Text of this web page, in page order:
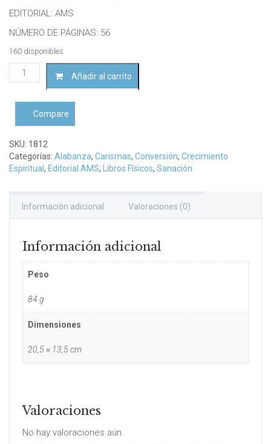
EDITORIAL: AMS
NÚMERO DE PÁGINAS: 56
160 disponibles
Las
bendiciones
la
alabanza
cantidad
Añadir al carrito
Compare
SKU: 1812
Categorías: Alabanza, Carismas, Conversión, Crecimiento
Espiritual , Editorial AMS, Libros Físicos, Sanación
Información adicional Valoraciones (0)
Información adicional
Peso
84 g
Dimensiones
20,5 × 13,5 cm
Valoraciones
No hay valoraciones aún.